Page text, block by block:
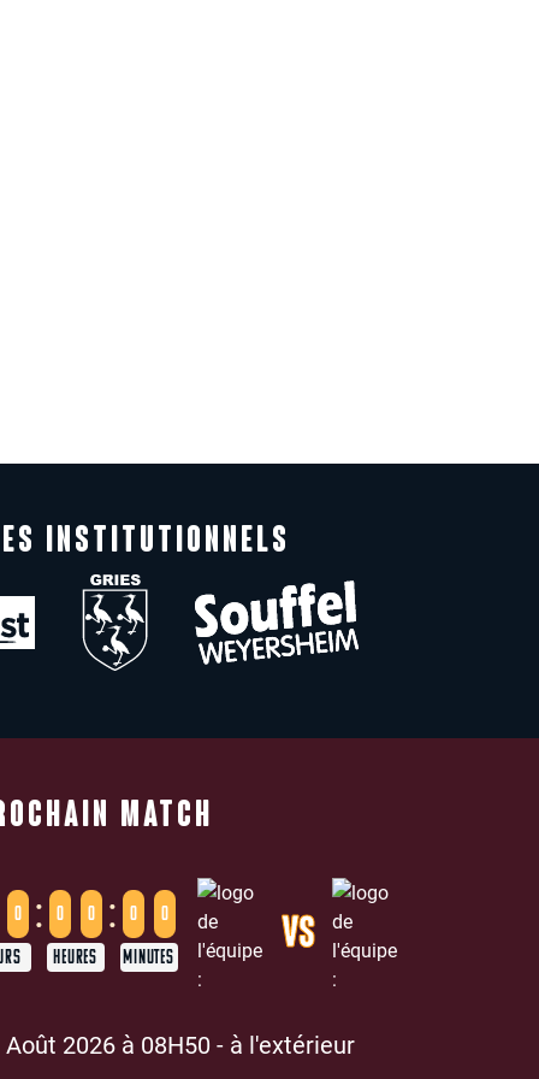
INSTITUTIONNELS
MATCH
0 : 0 0
HEURES
: 0 0
MINUTES VS
Août 2026 à 08H50 - à l'extérieur